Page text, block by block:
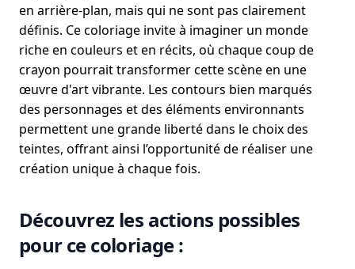
en arrière-plan, mais qui ne sont pas clairement
définis. Ce coloriage invite à imaginer un monde
riche en couleurs et en récits, où chaque coup de
crayon pourrait transformer cette scène en une
œuvre d'art vibrante. Les contours bien marqués
des personnages et des éléments environnants
permettent une grande liberté dans le choix des
teintes, offrant ainsi l’opportunité de réaliser une
création unique à chaque fois.
Découvrez les actions possibles
pour ce coloriage :